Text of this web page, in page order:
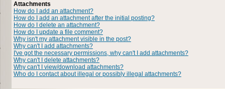
Attachments
How do I add an attachment?
How do I add an attachment after the initial posting?
How do I delete an attachment?
How do I update a file comment?
Why isn't my attachment visible in the post?
Why can't I add attachments?
I've got the necessary permissions, why can't I add attachments?
Why can't I delete attachments?
Why can't I view/download attachments?
Who do I contact about illegal or possibly illegal attachments?